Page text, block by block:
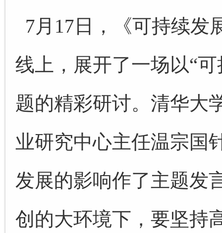
7月17日，《可持续发
线上，展开了一场以“
题的精彩研讨。 清华大
业研究中心主任温宗国
发展的影响作了主题发
创的大环境下，要坚持